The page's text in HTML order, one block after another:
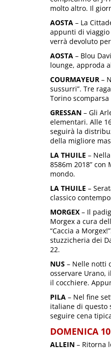
molto altro. Il
AOSTA – La
appunti di viaggio
verrà devoluto
AOSTA – Blou
lounge, approda
COURMAYEUR –
sussurri”. Tre
Torino
GRESSAN – Gli
elementari. Alle
seguirà la
della migliore
LA THUILE –
8586m 2018”
mondo.
LA THUILE –
classico
MORGEX – Il
Morgex a cura
“Caccia a
stuzzicheria dei
22.
NUS – Nelle notti
osservare Urano,
il cocchiere.
PILA – Nel fine
italiane di questo
seguire cena
DOMENICA
ALLEIN – Ritorna